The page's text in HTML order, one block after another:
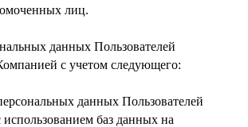
лиц.
данных Пользователей
с учетом следующего:
данных Пользователей
использованием баз данных на